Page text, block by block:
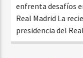
enfrenta desafíos
Real Madrid La
presidencia del